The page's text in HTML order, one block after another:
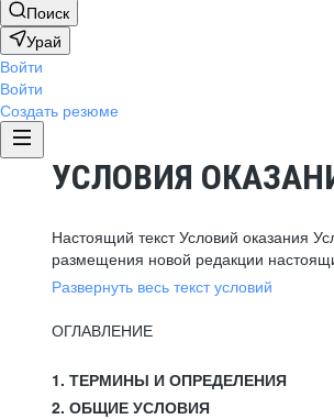
Поиск
Урай
Войти
Войти
Создать резюме
УСЛОВИЯ
Настоящий текст Условий оказания
размещения новой редакции
Развернуть весь текст условий
ОГЛАВЛЕНИЕ
1. ТЕРМИНЫ И ОПРЕДЕЛЕНИЯ
2. ОБЩИЕ УСЛОВИЯ